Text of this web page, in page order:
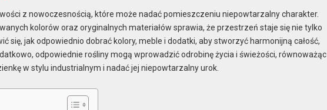
z nowoczesnością, które może nadać pomieszczeniu niepowtarzalny charakter.
kolorów oraz oryginalnych materiałów sprawia, że przestrzeń staje się nie tylko
się, jak odpowiednio dobrać kolory, meble i dodatki, aby stworzyć harmonijną całość,
odpowiednie rośliny mogą wprowadzić odrobinę życia i świeżości, równoważąc
w stylu industrialnym i nadać jej niepowtarzalny urok.